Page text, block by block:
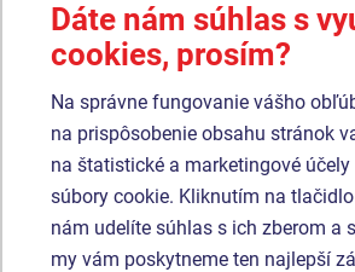
nehrozí tak žiadne nebezpečenstvo
úlomkami). Podesta je vyrobená z HPL
laminát opatrený protišmykom, ktorý
farebnou stálosťou, odolnosťou proti
odolnosťou proti vode). Horolezecké
polyesteru, čo zaručuje dlhú životnosť,
šetrný povrch pre kožu na rukách.
materiál je pozinkovaný alebo
Dáte nám súhlas s
cookies, prosím?
Na správne fungovanie vášho
na prispôsobenie obsahu stránok
na štatistické a marketingové
súbory cookie. Kliknutím na tlačidlo
nám udelíte súhlas s ich zberom a
my vám poskytneme ten najlepší